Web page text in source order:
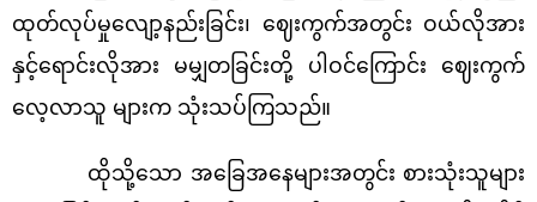
ထုတ်လုပ်မှုလျော့နည်းခြင်း၊ ဈေးကွက်အတွင်း ဝယ်လိုအား
နှင့်ရောင်းလိုအား မမျှတခြင်းတို့ ပါဝင်ကြောင်း ဈေးကွက်
လေ့လာသူ များက သုံးသပ်ကြသည်။
ထိုသို့သော အခြေအနေများအတွင်း စားသုံးသူများ